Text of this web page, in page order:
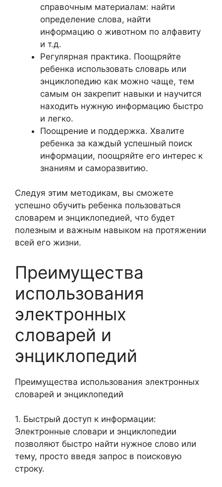
справочным материалам: найти
определение слова, найти
информацию о животном по алфавиту
и т.д.
Регулярная практика. Поощряйте
ребенка использовать словарь или
энциклопедию как можно чаще, тем
самым он закрепит навыки и научится
находить нужную информацию быстро
и легко.
Поощрение и поддержка. Хвалите
ребенка за каждый успешный поиск
информации, поощряйте его интерес к
знаниям и саморазвитию.
Следуя этим методикам, вы сможете
успешно обучить ребенка пользоваться
словарем и энциклопедией, что будет
полезным и важным навыком на протяжении
всей его жизни.
Преимущества
использования
электронных
словарей и
энциклопедий
Преимущества использования электронных
словарей и энциклопедий
1. Быстрый доступ к информации:
Электронные словари и энциклопедии
позволяют быстро найти нужное слово или
тему, просто введя запрос в поисковую
строку.